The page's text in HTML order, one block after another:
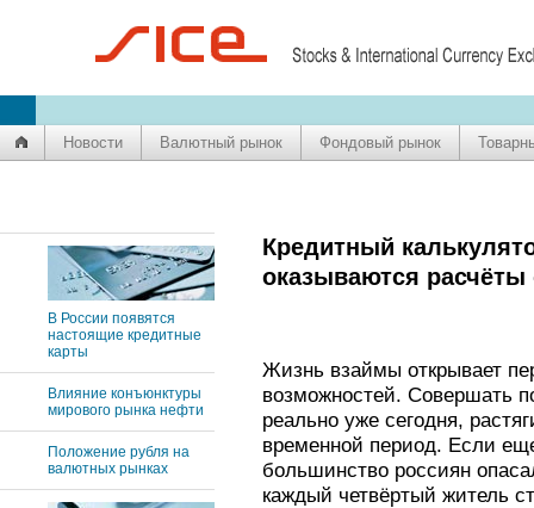
Новости Валютный рынок Фондовый рынок
В России появятся
настоящие кредитные
карты
Влияние конъюнктуры
мирового рынка нефти
Положение рубля на
валютных рынках
Кредитный
оказываются
Жизнь взаймы открывает
возможностей. Совершать
реально уже сегодня,
временной период. Если
большинство россиян
каждый четвёртый житель